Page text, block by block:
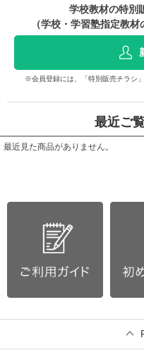
学校教材の特別
（学校・学習塾指定教
※会員登録には、「特別販売チラシ
最近ご
最近見た商品がありません。